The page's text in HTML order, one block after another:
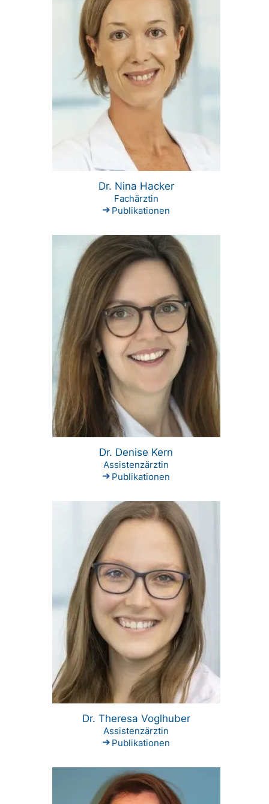
Dr. Nina Hacker
Fachärztin
Publikationen
Dr. Denise Kern
Assistenzärztin
Publikationen
Dr. Theresa Voglhuber
Assistenzärztin
Publikationen